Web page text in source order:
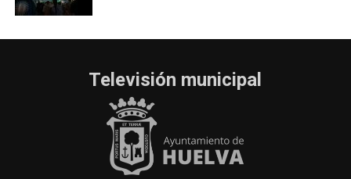
Televisión municipal